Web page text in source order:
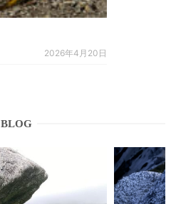
2026年4月20日
BLOG